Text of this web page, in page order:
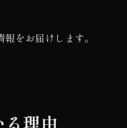
をお届けします。
理由